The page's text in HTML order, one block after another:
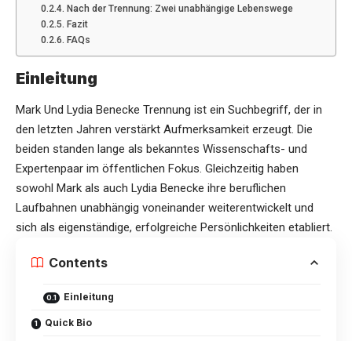
Nach der Trennung: Zwei unabhängige Lebenswege
Fazit
FAQs
Einleitung
Mark Und Lydia Benecke Trennung ist ein Suchbegriff, der in
den letzten Jahren verstärkt Aufmerksamkeit erzeugt. Die
beiden standen lange als bekanntes Wissenschafts- und
Expertenpaar im öffentlichen Fokus. Gleichzeitig haben
sowohl Mark als auch Lydia Benecke ihre beruflichen
Laufbahnen unabhängig voneinander weiterentwickelt und
sich als eigenständige, erfolgreiche Persönlichkeiten etabliert.
Contents
Einleitung
Quick Bio